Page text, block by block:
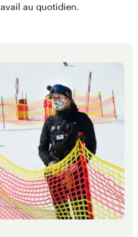
au quotidien.